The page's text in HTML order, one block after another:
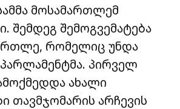
მოსამართლემ
შემდეგ შემოგვემატება
რომელიც უნდა
პირველ
ახალი
თავმჯომარის არჩევის